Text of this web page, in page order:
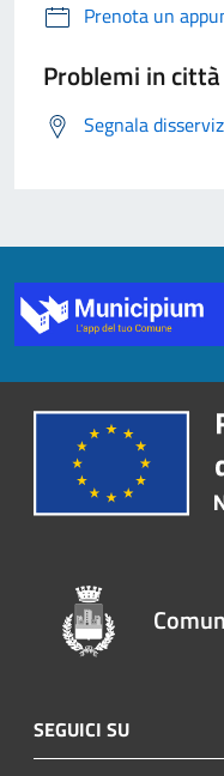
Prenota un
Problemi in città
Segnala
SEGUICI SU